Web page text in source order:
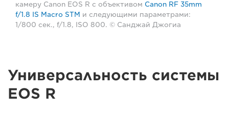
камеру Canon EOS R с объективом Canon RF 35mm
f/1.8 IS Macro STM и следующими параметрами:
1/800 сек., f/1.8, ISO 800. © Санджай Джогиа
Универсальность системы
EOS R